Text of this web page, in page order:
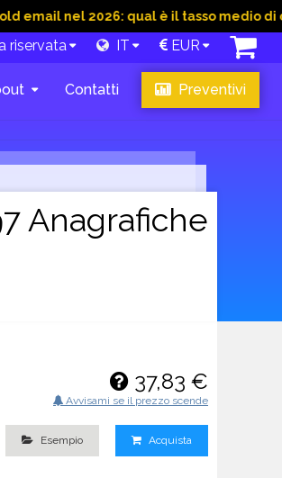
2026: qual è il tasso medio di
riservata IT EUR
Contatti Preventivi
Anagrafiche
37,83 €
Avvisami se il prezzo scende
Esempio Acquista